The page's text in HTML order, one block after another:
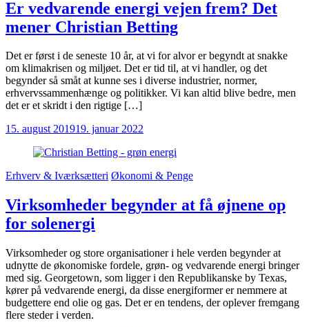
Er vedvarende energi vejen frem? Det
mener Christian Betting
Det er først i de seneste 10 år, at vi for alvor er begyndt at snakke
om klimakrisen og miljøet. Det er tid til, at vi handler, og det
begynder så småt at kunne ses i diverse industrier, normer,
erhvervssammenhænge og politikker. Vi kan altid blive bedre, men
det er et skridt i den rigtige […]
15. august 201919. januar 2022
Erhverv & Iværksætteri Økonomi & Penge
Virksomheder begynder at få øjnene op
for solenergi
Virksomheder og store organisationer i hele verden begynder at
udnytte de økonomiske fordele, grøn- og vedvarende energi bringer
med sig. Georgetown, som ligger i den Republikanske by Texas,
kører på vedvarende energi, da disse energiformer er nemmere at
budgettere end olie og gas. Det er en tendens, der oplever fremgang
flere steder i verden.